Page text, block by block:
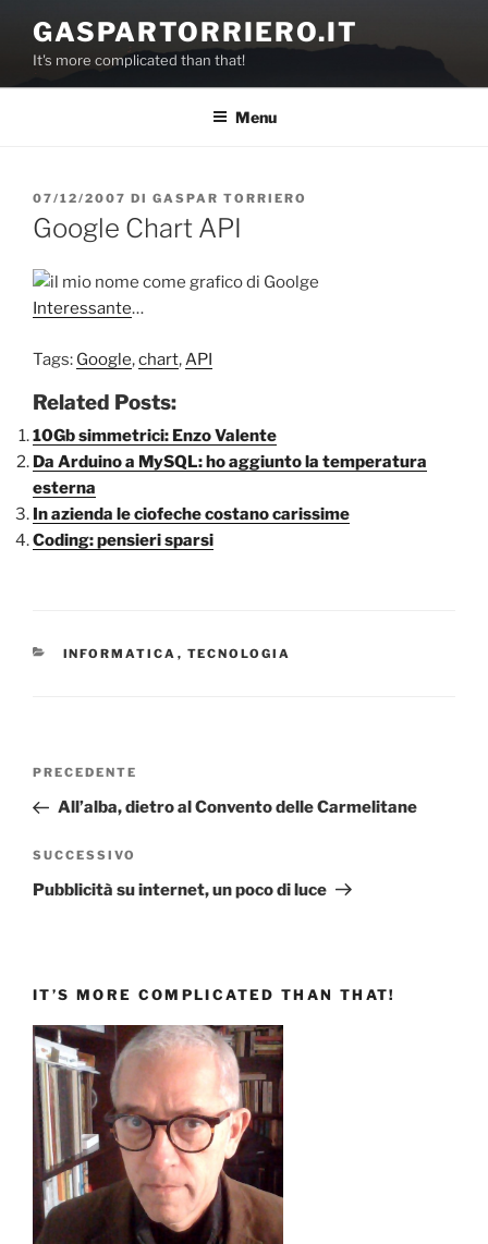
contenuto
GASPARTORRIERO.IT
It's more complicated than that!
Menu
PUBBLICATO
IL
07/12/2007 DI GASPAR TORRIERO
Google Chart API
Interessante…
Tags: Google,chart,API
Related Posts:
10Gb simmetrici: Enzo Valente
Da Arduino a MySQL: ho aggiunto la temperatura
esterna
In azienda le ciofeche costano carissime
Coding: pensieri sparsi
CATEGORIE
INFORMATICA , TECNOLOGIA
Navigazione
Articolo
precedente:
PRECEDENTE
All’alba, dietro al Convento delle Carmelitane
Articolo
successivo
SUCCESSIVO
Pubblicità su internet, un poco di luce
IT’S MORE COMPLICATED THAN THAT!